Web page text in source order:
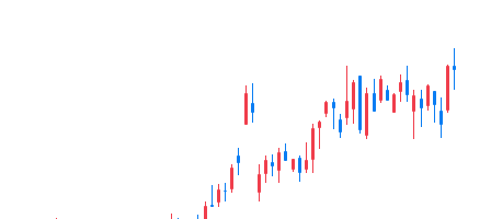
The chart has 1 X axis displaying Time. Data ranges from
The chart has 1 Y axis displaying values. Data ranges from 64.67